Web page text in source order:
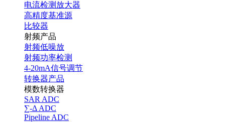
电流检测放大器
高精度基准源
比较器
射频产品
射频低噪放
射频功率检测
4-20mA信号调节
转换器产品
模数转换器
SAR ADC
∑-Δ ADC
Pipeline ADC